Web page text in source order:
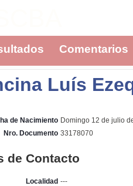
Comentarios
Luís
de Nacimiento Domingo 12 de julio
Nro. Documento 33178070
de Contacto
Localidad ---